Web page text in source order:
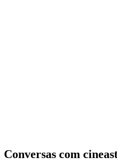
Conversas com